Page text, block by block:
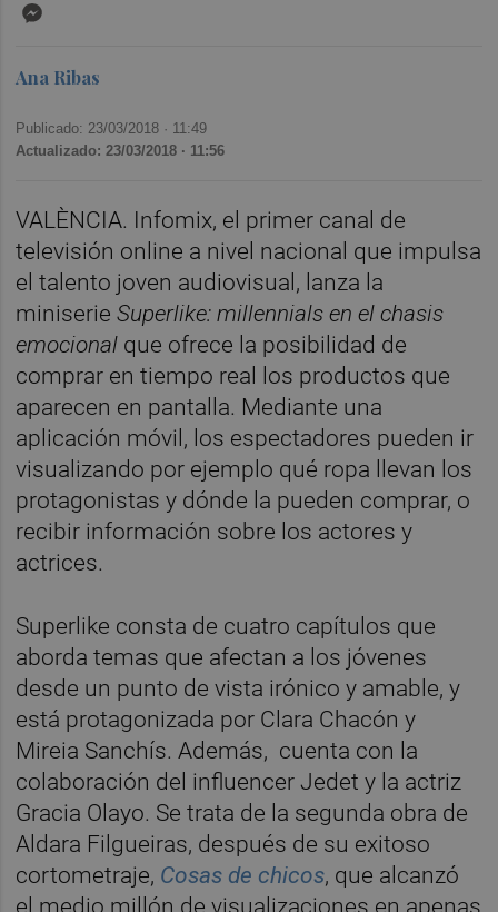
Ana Ribas
Publicado: 23/03/2018 · 11:49
Actualizado: 23/03/2018 · 11:56
VALÈNCIA. Infomix, el primer canal de
televisión online a nivel nacional que impulsa
el talento joven audiovisual, lanza la
miniserieSuperlike: millennials en el chasis
emocional que ofrece la posibilidad de
comprar en tiempo real los productos que
aparecen en pantalla. Mediante una
aplicación móvil, los espectadores pueden ir
visualizando por ejemplo qué ropa llevan los
protagonistas y dónde la pueden comprar, o
recibir información sobre los actores y
actrices.
Superlike consta de cuatro capítulos que
aborda temas que afectan a los jóvenes
desde un punto de vista irónico y amable, y
está protagonizada por Clara Chacón y
Mireia Sanchís. Además, cuenta con la
colaboración del influencer Jedet y la actriz
Gracia Olayo. Se trata de la segunda obra de
Aldara Filgueiras, después de su exitoso
cortometraje, Cosas de chicos, que alcanzó
el medio millón de visualizaciones en apenas